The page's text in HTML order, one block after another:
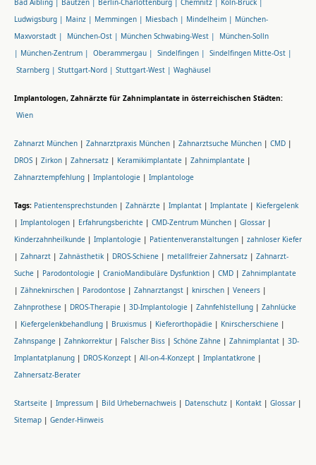
Ludwigsburg | Mainz | Memmingen | Miesbach | Mindelheim | München-
Maxvorstadt |
München-Ost | München Schwabing-West |
München-Solln
| München-Zentrum | Oberammergau | Sindelfingen | Sindelfingen Mitte-Ost |
Starnberg | Stuttgart-Nord | Stuttgart-West | Waghäusel
Implantologen, Zahnärzte für Zahnimplantate in österreichischen Städten:
Wien
Zahnarzt München | Zahnarztpraxis München | Zahnarztsuche München | CMD |
DROS | Zirkon | Zahnersatz | Keramikimplantate | Zahnimplantate |
Zahnarztempfehlung | Implantologie | Implantologe
Tags: Patientensprechstunden | Zahnärzte | Implantat | Implantate | Kiefergelenk
| Implantologen | Erfahrungsberichte | CMD-Zentrum München | Glossar |
Kinderzahnheilkunde | Implantologie | Patientenveranstaltungen | zahnloser Kiefer
| Zahnarzt | Zahnästhetik | DROS-Schiene | metallfreier Zahnersatz | Zahnarzt-
Suche | Parodontologie | CranioMandibuläre Dysfunktion | CMD | Zahnimplantate
| Zähneknirschen | Parodontose | Zahnarztangst | knirschen | Veneers |
Zahnprothese | DROS-Therapie | 3D-Implantologie | Zahnfehlstellung | Zahnlücke
| Kiefergelenkbehandlung | Bruxismus | Kieferorthopädie | Knirscherschiene |
Zahnspange | Zahnkorrektur | Falscher Biss | Schöne Zähne | Zahnimplantat | 3D-
Implantatplanung | DROS-Konzept | All-on-4-Konzept | Implantatkrone |
Zahnersatz-Berater
Startseite | Impressum | Bild Urhebernachweis | Datenschutz | Kontakt | Glossar |
Sitemap | Gender-Hinweis